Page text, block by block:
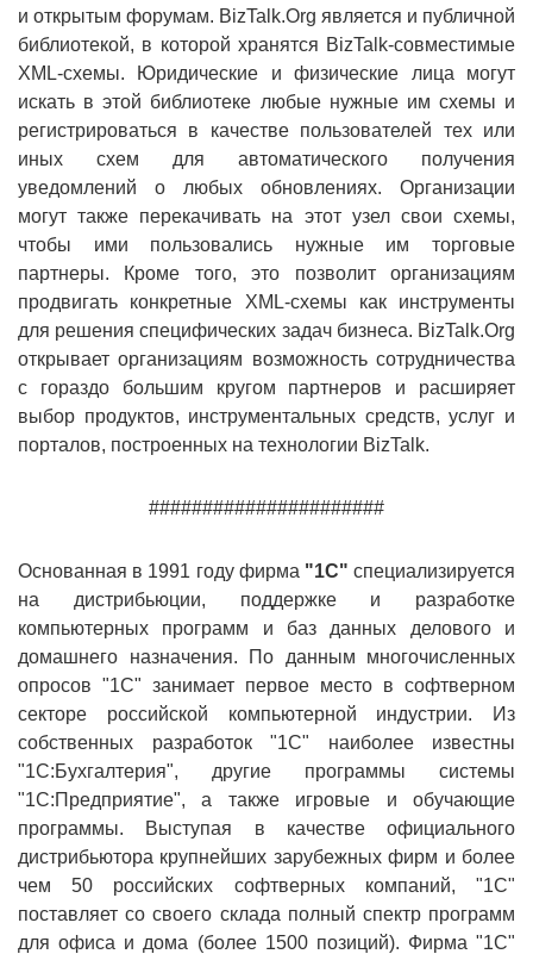
и открытым форумам. BizTalk.Org является и публичной
библиотекой, в которой хранятся BizTalk-совместимые
XML-схемы. Юридические и физические лица могут
искать в этой библиотеке любые нужные им схемы и
регистрироваться в качестве пользователей тех или
иных схем для автоматического получения
уведомлений о любых обновлениях. Организации
могут также перекачивать на этот узел свои схемы,
чтобы ими пользовались нужные им торговые
партнеры. Кроме того, это позволит организациям
продвигать конкретные XML-схемы как инструменты
для решения специфических задач бизнеса. BizTalk.Org
открывает организациям возможность сотрудничества
с гораздо большим кругом партнеров и расширяет
выбор продуктов, инструментальных средств, услуг и
порталов, построенных на технологии BizTalk.
######################
Основанная в 1991 году фирма "1С" специализируется
на дистрибьюции, поддержке и разработке
компьютерных программ и баз данных делового и
домашнего назначения. По данным многочисленных
опросов "1С" занимает первое место в софтверном
секторе российской компьютерной индустрии. Из
собственных разработок "1С" наиболее известны
"1С:Бухгалтерия", другие программы системы
"1С:Предприятие", а также игровые и обучающие
программы. Выступая в качестве официального
дистрибьютора крупнейших зарубежных фирм и более
чем 50 российских софтверных компаний, "1С"
поставляет со своего склада полный спектр программ
для офиса и дома (более 1500 позиций). Фирма "1С"